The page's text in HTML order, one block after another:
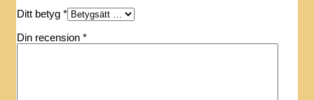
Ditt betyg *
Din recension *